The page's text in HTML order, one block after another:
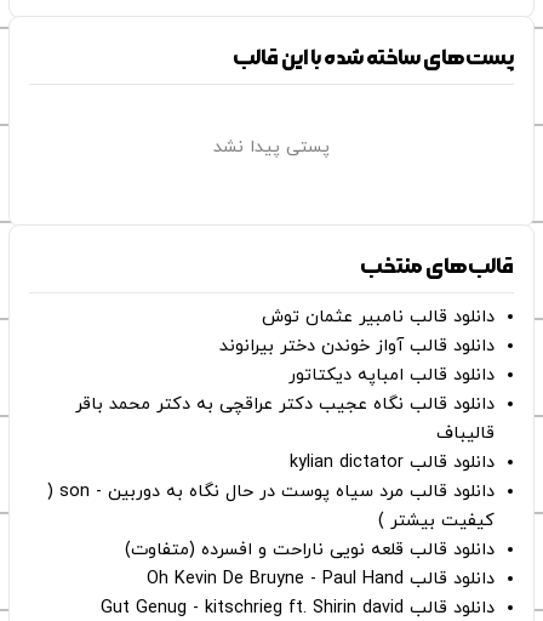
پست‌های ساخته شده با این قالب
پستی پیدا نشد
قالب‌های منتخب
دانلود قالب نامبیر عثمان ‌توش
دانلود قالب آواز خوندن دختر بیرانوند
دانلود قالب امباپه دیکتاتور
دانلود قالب نگاه عجیب دکتر عراقچی به دکتر محمد باقر
قالیباف
دانلود قالب kylian dictator
دانلود قالب مرد سیاه پوست در حال نگاه به دوربین - son (
کیفیت بیشتر )
دانلود قالب قلعه نویی ناراحت و افسرده (متفاوت)
دانلود قالب Oh Kevin De Bruyne - Paul Hand
دانلود قالب Gut Genug - kitschrieg ft. Shirin david